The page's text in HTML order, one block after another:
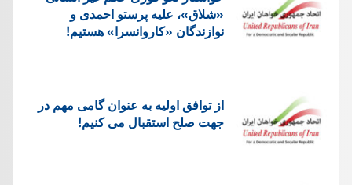
«شلاق»، علیه پرستو احمدی و
نوازندگان «کاروانسرا» هستیم!
از توافق اولیه به عنوان گامی مهم در
جهت صلح استقبال می کنیم!